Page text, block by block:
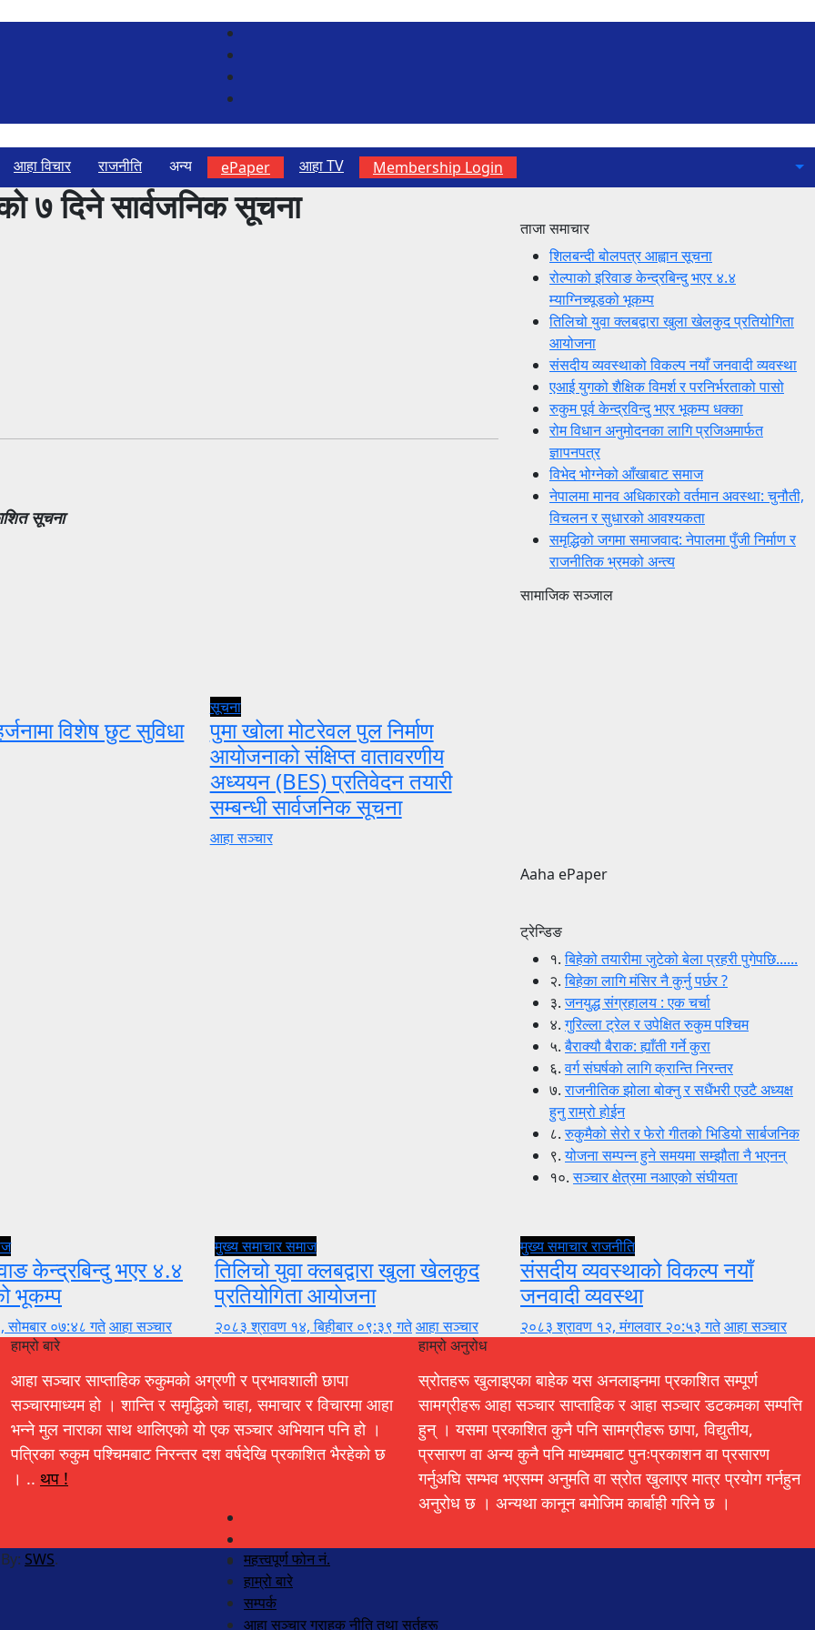
आहा विचार राजनीति अन्य ePaper आहा TV Membership Login
७ दिने सार्वजनिक सूचना
सूचना
विशेष छुट सुविधा
सूचना
पुमा खोला मोटरेवल पुल निर्माण
आयोजनाको संक्षिप्त वातावरणीय
अध्ययन (BES) प्रतिवेदन तयारी
सम्बन्धी सार्वजनिक सूचना
आहा सञ्चार
ताजा समाचार
शिलबन्दी बोलपत्र आह्वान सूचना
रोल्पाको इरिवाङ केन्द्रबिन्दु भएर ४.४
म्याग्निच्यूडको भूकम्प
तिलिचो युवा क्लबद्वारा खुला खेलकुद प्रतियोगिता
आयोजना
संसदीय व्यवस्थाको विकल्प नयाँ जनवादी व्यवस्था
एआई युगको शैक्षिक विमर्श र परनिर्भरताको पासो
रुकुम पूर्व केन्द्रविन्दु भएर भूकम्प धक्का
रोम विधान अनुमोदनका लागि प्रजिअमार्फत
ज्ञापनपत्र
विभेद भोग्नेको आँखाबाट समाज
नेपालमा मानव अधिकारको वर्तमान अवस्था: चुनौती,
विचलन र सुधारको आवश्यकता
समृद्धिको जगमा समाजवाद: नेपालमा पुँजी निर्माण र
राजनीतिक भ्रमको अन्त्य
सामाजिक सञ्जाल
Aaha ePaper
ट्रेन्डिङ
१.बिहेको तयारीमा जुटेको बेला प्रहरी पुगेपछि......
२.बिहेका लागि मंसिर नै कुर्नु पर्छर ?
३.जनयुद्ध संग्रहालय : एक चर्चा
४.गुरिल्ला ट्रेल र उपेक्षित रुकुम पश्चिम
५.बैराक्यौ बैराक: ह्याँती गर्ने कुरा
६.वर्ग संघर्षको लागि क्रान्ति निरन्तर
७.राजनीतिक झोला बोक्नु र सधैंभरी एउटै अध्यक्ष
हुनु राम्रो होईन
८.रुकुमैको सेरो र फेरो गीतको भिडियो सार्बजनिक
९.योजना सम्पन्न हुने समयमा सम्झौता नै भएनन्
१०.सञ्चार क्षेत्रमा नआएको संघीयता
केन्द्रबिन्दु भएर ४.४
भूकम्प
सोमबार ०७:४८ गतेआहा सञ्चार
मुख्य समाचारसमाज
तिलिचो युवा क्लबद्वारा खुला खेलकुद
प्रतियोगिता आयोजना
२०८३ श्रावण १४, बिहीबार ०९:३९ गतेआहा सञ्चार
मुख्य समाचारराजनीति
संसदीय व्यवस्थाको विकल्प नयाँ
जनवादी व्यवस्था
२०८३ श्रावण १२, मंगलवार २०:५३ गतेआहा सञ्चार
हाम्रो बारे
आहा सञ्चार साप्ताहिक रुकुमको अग्रणी र प्रभावशाली छापा
सञ्चारमाध्यम हो । शान्ति र समृद्धिको चाहा, समाचार र विचारमा आहा
भन्ने मुल नाराका साथ थालिएको यो एक सञ्चार अभियान पनि हो ।
पत्रिका रुकुम पश्चिमबाट निरन्तर दश वर्षदेखि प्रकाशित भैरहेको छ
। .. थप !
हाम्रो अनुरोध
स्रोतहरू खुलाइएका बाहेक यस अनलाइनमा प्रकाशित सम्पूर्ण
सामग्रीहरू आहा सञ्चार साप्ताहिक र आहा सञ्चार डटकमका सम्पत्ति
हुन् । यसमा प्रकाशित कुनै पनि सामग्रीहरू छापा, विद्युतीय,
प्रसारण वा अन्य कुनै पनि माध्यमबाट पुनःप्रकाशन वा प्रसारण
गर्नुअघि सम्भव भएसम्म अनुमति वा स्रोत खुलाएर मात्र प्रयोग गर्नहुन
अनुरोध छ । अन्यथा कानून बमोजिम कार्बाही गरिने छ ।
SWS.
महत्त्वपूर्ण फोन नं.
हाम्रो बारे
सम्पर्क
आहा सञ्चार ग्राहक नीति तथा सर्तहरू